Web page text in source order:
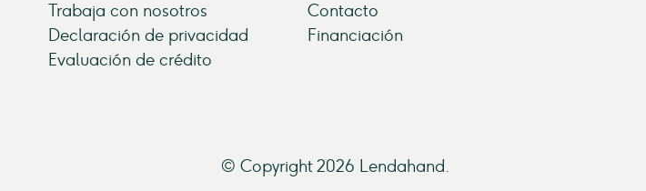
Trabaja con nosotros
Declaración de privacidad
Evaluación de crédito
Contacto
Financiación
© Copyright 2026 Lendahand.